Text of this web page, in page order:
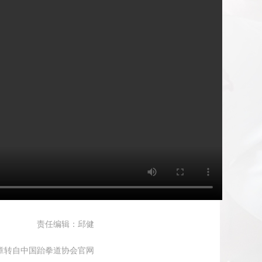
责任编辑：邱健
转自中国跆拳道协会官网